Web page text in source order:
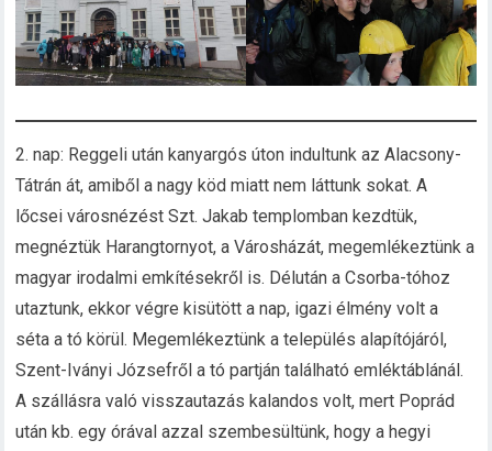
2. nap: Reggeli után kanyargós úton indultunk az Alacsony-
Tátrán át, amiből a nagy köd miatt nem láttunk sokat. A
lőcsei városnézést Szt. Jakab templomban kezdtük,
megnéztük Harangtornyot, a Városházát, megemlékeztünk a
magyar irodalmi emkítésekről is. Délután a Csorba-tóhoz
utaztunk, ekkor végre kisütött a nap, igazi élmény volt a
séta a tó körül. Megemlékeztünk a település alapítójáról,
Szent-Iványi Józsefről a tó partján található emléktáblánál.
A szállásra való visszautazás kalandos volt, mert Poprád
után kb. egy órával azzal szembesültünk, hogy a hegyi